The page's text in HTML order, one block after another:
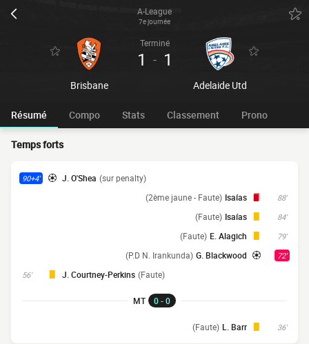
A-League
7e journée
Brisbane
Terminé
1 - 1
Adelaide Utd
Résumé Compo Stats Classement Prono
Temps forts
90+4' J. O'Shea (sur penalty)
88'
Isaías
(2ème jaune - Faute)
84'
Isaías
(Faute)
79'
E. Alagich
(Faute)
72'
G. Blackwood
(P.D N. Irankunda)
56' J. Courtney-Perkins (Faute)
MT 0 - 0
36'
L. Barr
(Faute)